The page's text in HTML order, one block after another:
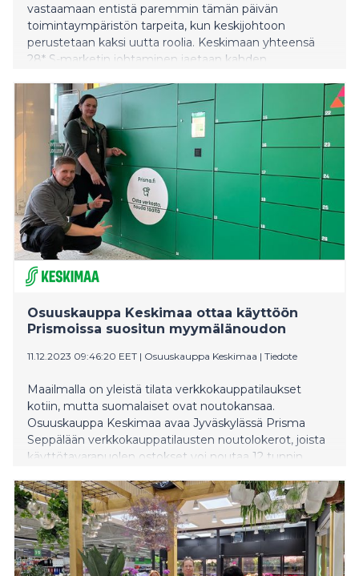
vastaamaan entistä paremmin tämän päivän
toimintaympäristön tarpeita, kun keskijohtoon
perustetaan kaksi uutta roolia. Keskimaan yhteensä
28* S-marketin johtaminen jaetaan kahden
ryhmäpäällikölle, kun taas Keskimaan Prismojen
johtamisesta kokonaisvastuu siirtyy kahden
Prismajohtajan sijaan yhdelle Prismajohtajalle. Lisäksi
marketkaupan asiantuntijapalveluiden kehittämiseen
ja johtamiseen perustetaan uusi ryhmäpäällikön rooli.
Marketkaupan johdon uusi organisaatio on voimassa
1.4.2024 alkaen.
Osuuskauppa Keskimaa ottaa käyttöön
Prismoissa suositun myymälänoudon
11.12.2023 09:46:20 EET | Osuuskauppa Keskimaa | Tiedote
Maailmalla on yleistä tilata verkkokauppatilaukset
kotiin, mutta suomalaiset ovat noutokansaa.
Osuuskauppa Keskimaa avaa Jyväskylässä Prisma
Seppälään verkkokauppatilausten noutolokerot, joista
käyttötavarapuolen ostokset voi noutaa 12 tunnin
tammikuun aikana Prisma Keljoon ja Prisma
Palokkaan.